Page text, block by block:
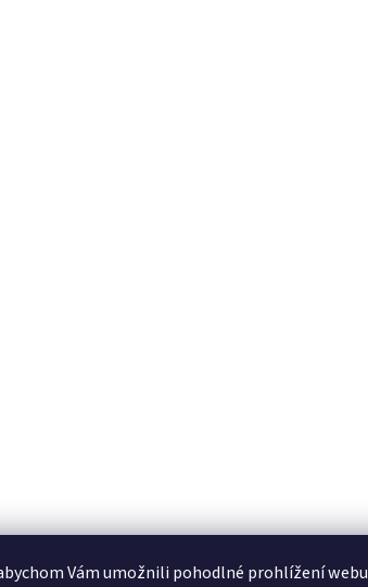
Vám umožnili pohodlné prohlížení webu